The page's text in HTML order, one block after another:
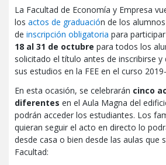
La Facultad de Economía y Empresa
los actos de graduación de los
de inscripción obligatoria para
18 al 31 de octubre para todos los
solicitado el título antes de inscribirse y
sus estudios en la FEE en el curso
En esta ocasión, se celebrarán cinco
diferentes en el Aula Magna del
podrán acceder los estudiantes. Los
quieran seguir el acto en directo lo
desde casa o bien desde las aulas que
Facultad: